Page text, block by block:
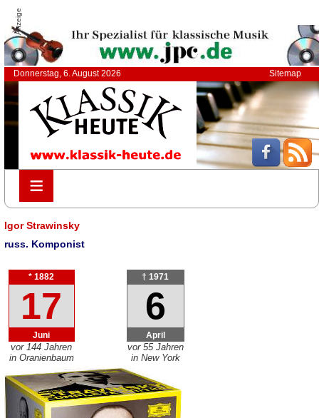
Anzeige
Donnerstag, 6. August 2026 Sitemap
≡
≡
Igor Strawinsky
russ. Komponist
* 1882
17
Juni
vor 144 Jahren
in Oranienbaum
† 1971
6
April
vor 55 Jahren
in New York